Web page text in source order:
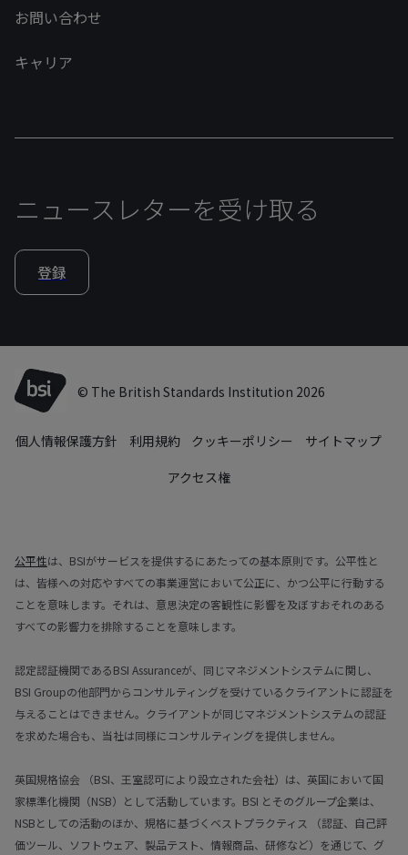
お問い合わせ
キャリア
ニュースレターを受け取る
登録
© The British Standards Institution 2026
個人情報保護方針 利用規約 クッキーポリシー
サイトマップ
アクセス権
公平性は、BSIがサービスを提供するにあたっての基本原則です。公平性と
は、皆様への対応やすべての事業運営において公正に、かつ公平に行動する
ことを意味します。それは、意思決定の客観性に影響を及ぼすおそれのある
すべての影響力を排除することを意味します。
認定認証機関であるBSI Assuranceが、同じマネジメントシステムに関し、
BSI Groupの他部門からコンサルティングを受けているクライアントに認証を
与えることはできません。クライアントが同じマネジメントシステムの認証
を求めた場合も、当社は同様にコンサルティングを提供しません。
英国規格協会 （BSI、王室認可により設立された会社）は、英国において国
家標準化機関（NSB）として活動しています。BSI とそのグループ企業は、
NSBとしての活動のほか、規格に基づくベストプラクティス （認証、自己評
価ツール、ソフトウェア、製品テスト、情報商品、研修など）を通じて、グ